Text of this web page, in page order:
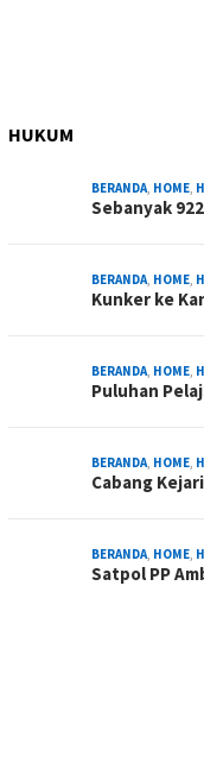
HUKUM
BERANDA, HOME,
Sebanyak
BERANDA, HOME,
Kunker ke
BERANDA, HOME,
Puluhan
BERANDA, HOME,
Cabang
BERANDA, HOME,
Satpol PP